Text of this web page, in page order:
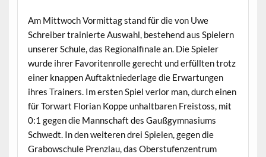
Am Mittwoch Vormittag stand für die von Uwe
Schreiber trainierte Auswahl, bestehend aus Spielern
unserer Schule, das Regionalfinale an. Die Spieler
wurde ihrer Favoritenrolle gerecht und erfüllten trotz
einer knappen Auftaktniederlage die Erwartungen
ihres Trainers. Im ersten Spiel verlor man, durch einen
für Torwart Florian Koppe unhaltbaren Freistoss, mit
0:1 gegen die Mannschaft des Gaußgymnasiums
Schwedt. In den weiteren drei Spielen, gegen die
Grabowschule Prenzlau, das Oberstufenzentrum